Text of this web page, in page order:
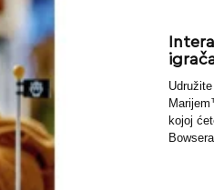
kojoj